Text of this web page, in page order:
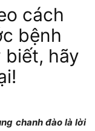
cách
bệnh
biết, hãy
chanh đào là lời